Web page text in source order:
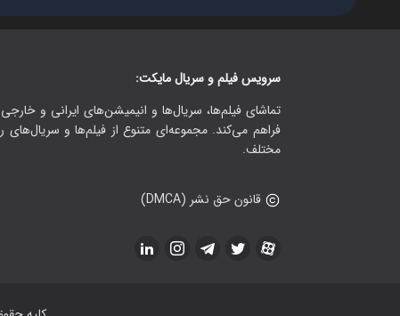
سرویس فیلم و سریال مایکت:
تماشای فیلم‌ها، سریال‌ها و انیمیشن‌های ایرانی و
فراهم می‌کند. مجموعه‌ای متنوع از فیلم‌ها و سریال‌های
مختلف.
قانون حق نشر (DMCA)